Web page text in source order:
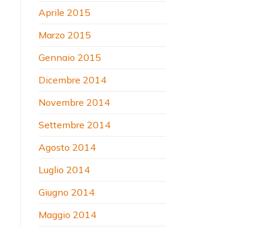
Aprile 2015
Marzo 2015
Gennaio 2015
Dicembre 2014
Novembre 2014
Settembre 2014
Agosto 2014
Luglio 2014
Giugno 2014
Maggio 2014